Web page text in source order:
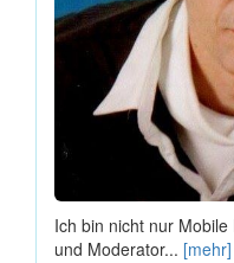
Ich bin nicht nur
und Moderator... [mehr]